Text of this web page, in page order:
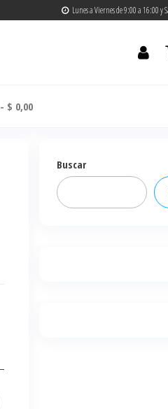
Lunes a Viernes de 9:00 a 16:00 y
$ 0,00
Buscar